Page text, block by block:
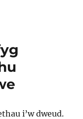
i’w dweud.